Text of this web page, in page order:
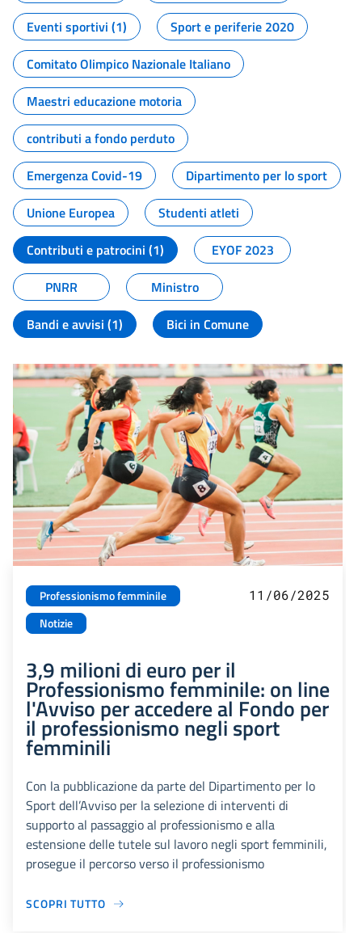
Eventi sportivi (1)
Sport e periferie 2020
Comitato Olimpico Nazionale Italiano
Maestri educazione motoria
contributi a fondo perduto
Emergenza Covid-19
Dipartimento per lo sport
Unione Europea
Studenti atleti
Contributi e patrocini (1)
EYOF 2023
PNRR
Ministro
Bandi e avvisi (1)
Bici in Comune
Professionismo femminile
Notizie
11/06/2025
3,9 milioni di euro per il
Professionismo femminile: on line
l'Avviso per accedere al Fondo per
il professionismo negli sport
femminili
Con la pubblicazione da parte del Dipartimento per lo
Sport dell’Avviso per la selezione di interventi di
supporto al passaggio al professionismo e alla
estensione delle tutele sul lavoro negli sport femminili,
prosegue il percorso verso il professionismo
SCOPRI TUTTO